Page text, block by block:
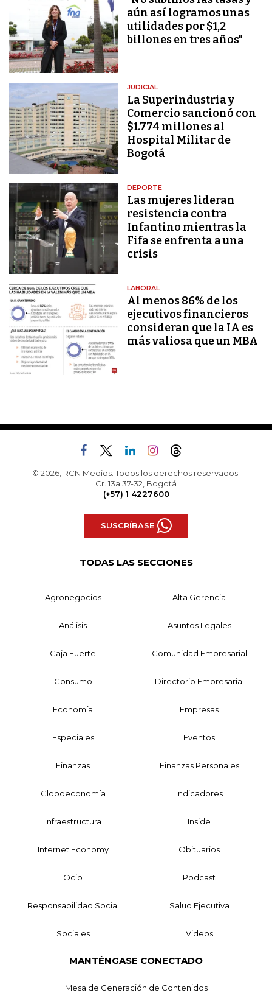
aún así logramos unas
utilidades por $1,2
billones en tres años"
JUDICIAL
La Superindustria y
Comercio sancionó con
$1.774 millones al
Hospital Militar de
Bogotá
DEPORTE
Las mujeres lideran
resistencia contra
Infantino mientras la
Fifa se enfrenta a una
crisis
LABORAL
Al menos 86% de los
ejecutivos financieros
consideran que la IA es
más valiosa que un MBA
© 2026, RCN Medios. Todos los derechos reservados.
Cr. 13a 37-32, Bogotá
(+57) 1 4227600
SUSCRÍBASE
TODAS LAS SECCIONES
Agronegocios Alta Gerencia
Análisis Asuntos Legales
Caja Fuerte Comunidad Empresarial
Consumo Directorio Empresarial
Economía Empresas
Especiales Eventos
Finanzas Finanzas Personales
Globoeconomía Indicadores
Infraestructura Inside
Internet Economy Obituarios
Ocio Podcast
Responsabilidad Social Salud Ejecutiva
Sociales Videos
MANTÉNGASE CONECTADO
Mesa de Generación de Contenidos